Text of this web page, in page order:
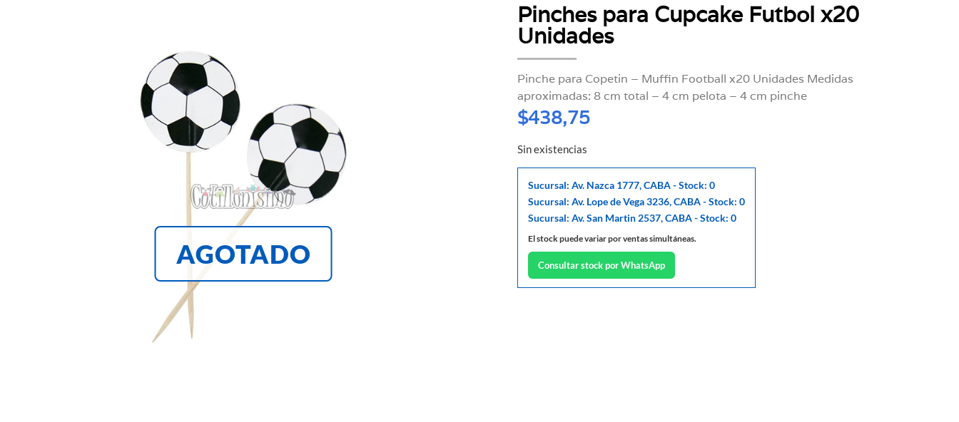
AGOTADO
Pinches para Cupcake Futbol x20
Unidades
Pinche para Copetin – Muffin Football x20 Unidades Medidas
aproximadas: 8 cm total – 4 cm pelota – 4 cm pinche
$438,75
Sin existencias
Sucursal: Av. Nazca 1777, CABA - Stock: 0
Sucursal: Av. Lope de Vega 3236, CABA - Stock: 0
Sucursal: Av. San Martin 2537, CABA - Stock: 0
El stock puede variar por ventas simultáneas.
Consultar stock por WhatsApp